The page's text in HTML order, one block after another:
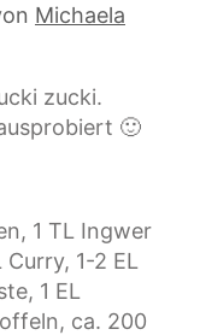
Michaela
zucki.
🙂
1 TL Ingwer
Curry, 1-2 EL
1 EL
ca. 200